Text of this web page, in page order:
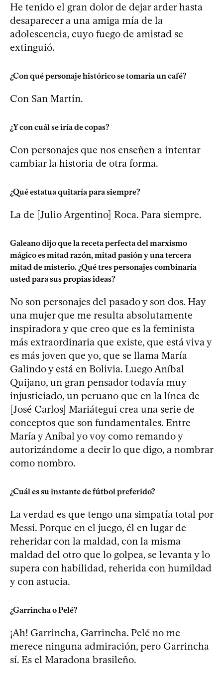
He tenido el gran dolor de dejar arder hasta
desaparecer a una amiga mía de la
adolescencia, cuyo fuego de amistad se
extinguió.
¿Con qué personaje histórico se tomaría un café?
Con San Martín.
¿Y con cuál se iría de copas?
Con personajes que nos enseñen a intentar
cambiar la historia de otra forma.
¿Qué estatua quitaría para siempre?
La de [Julio Argentino] Roca. Para siempre.
Galeano dijo que la receta perfecta del marxismo
mágico es mitad razón, mitad pasión y una tercera
mitad de misterio. ¿Qué tres personajes combinaría
usted para sus propias ideas?
No son personajes del pasado y son dos. Hay
una mujer que me resulta absolutamente
inspiradora y que creo que es la feminista
más extraordinaria que existe, que está viva y
es más joven que yo, que se llama María
Galindo y está en Bolivia. Luego Aníbal
Quijano, un gran pensador todavía muy
injusticiado, un peruano que en la línea de
[José Carlos] Mariátegui crea una serie de
conceptos que son fundamentales. Entre
María y Aníbal yo voy como remando y
autorizándome a decir lo que digo, a nombrar
como nombro.
¿Cuál es su instante de fútbol preferido?
La verdad es que tengo una simpatía total por
Messi. Porque en el juego, él en lugar de
reheridar con la maldad, con la misma
maldad del otro que lo golpea, se levanta y lo
supera con habilidad, reherida con humildad
y con astucia.
¿Garrincha o Pelé?
¡Ah! Garrincha, Garrincha. Pelé no me
merece ninguna admiración, pero Garrincha
sí. Es el Maradona brasileño.